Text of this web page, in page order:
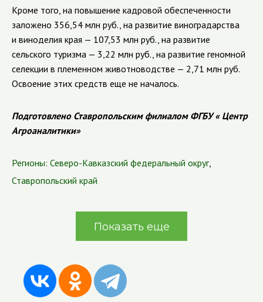
Кроме того, на повышение кадровой обеспеченности
заложено 356,54 млн руб., на развитие виноградарства
и виноделия края — 107,53 млн руб., на развитие
сельского туризма — 3,22 млн руб., на развитие геномной
селекции в племенном животноводстве — 2,71 млн руб.
Освоение этих средств еще не началось.
Подготовлено Ставропольским филиалом ФГБУ « Центр
Агроаналитики»
Регионы: Северо-Кавказский федеральный округ,
Ставропольский край
Показать еще